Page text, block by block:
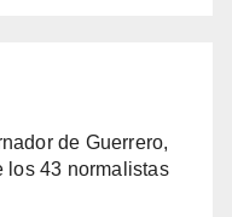
de Guerrero,
los 43 normalistas